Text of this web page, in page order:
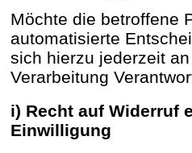
Möchte die betroffene
automatisierte
sich hierzu jederzeit
Verarbeitung
i) Recht auf Widerruf
Einwilligung